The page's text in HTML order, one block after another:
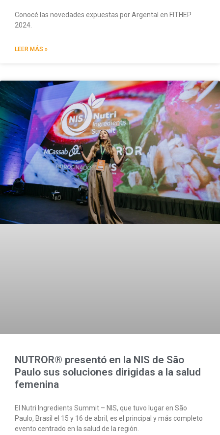
Conocé las novedades expuestas por Argental en FITHEP
2024.
LEER MÁS »
NUTROR® presentó en la NIS de São
Paulo sus soluciones dirigidas a la salud
femenina
El Nutri Ingredients Summit – NIS, que tuvo lugar en São
Paulo, Brasil el 15 y 16 de abril, es el principal y más completo
evento centrado en la salud de la región.